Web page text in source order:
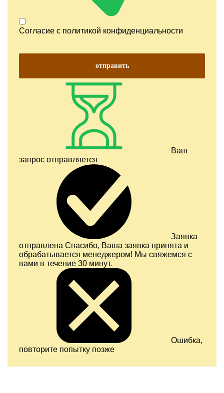
Согласие с политикой конфиденциальности
отправить
Ваш
запрос отправляется
Заявка
отправлена Спасибо, Ваша заявка принята и
обрабатывается менеджером! Мы свяжемся с
вами в течение 30 минут.
Ошибка,
повторите попытку позже